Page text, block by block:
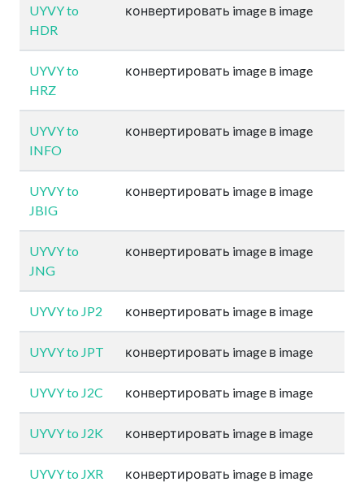
UYVY to
HDR
конвертировать image в image
UYVY to
HRZ
конвертировать image в image
UYVY to
INFO
конвертировать image в image
UYVY to
JBIG
конвертировать image в image
UYVY to
JNG
конвертировать image в image
UYVY to JP2 конвертировать image в image
UYVY to JPT конвертировать image в image
UYVY to J2C конвертировать image в image
UYVY to J2K конвертировать image в image
UYVY to JXR конвертировать image в image